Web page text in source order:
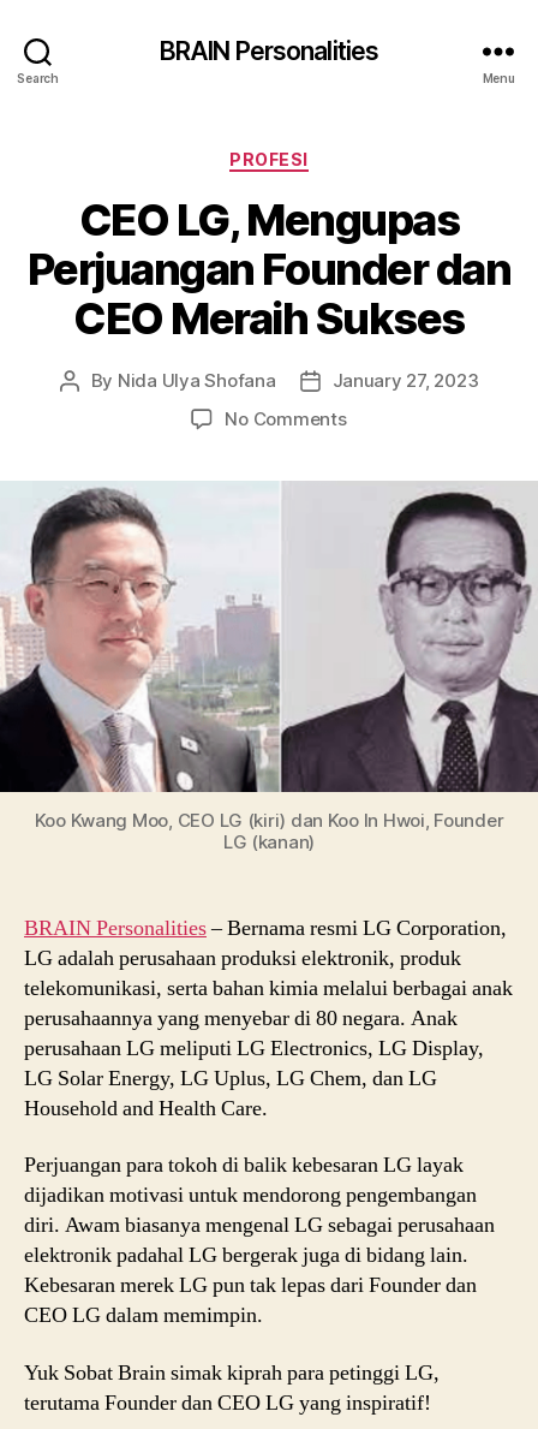
Search
BRAIN Personalities
Menu
Categories
PROFESI
CEO LG, Mengupas
Perjuangan Founder dan
CEO Meraih Sukses
Post
By Nida Ulya Shofana
PostJanuary 27, 2023
No Commentson
Mengupas
Perjuangan
Founder
CEO
Meraih
Sukses
Koo Kwang Moo, CEO LG (kiri) dan Koo In Hwoi, Founder
LG (kanan)
BRAIN Personalities–Bernama resmi LG Corporation,
LG adalah perusahaan produksi elektronik, produk
telekomunikasi, serta bahan kimia melalui berbagai anak
perusahaannya yang menyebar di 80 negara. Anak
perusahaan LG meliputi LG Electronics, LG Display,
LG Solar Energy, LG Uplus, LG Chem, dan LG
Household and Health Care.
Perjuangan para tokoh di balik kebesaran LG layak
dijadikan motivasi untuk mendorong pengembangan
diri. Awam biasanya mengenal LG sebagai perusahaan
elektronik padahal LG bergerak juga di bidang lain.
Kebesaran merek LG pun tak lepas dari Founder dan
CEO LG dalam memimpin.
Yuk Sobat Brain simak kiprah para petinggi LG,
terutama Founder dan CEO LG yang inspiratif!